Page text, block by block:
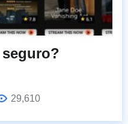
29,610